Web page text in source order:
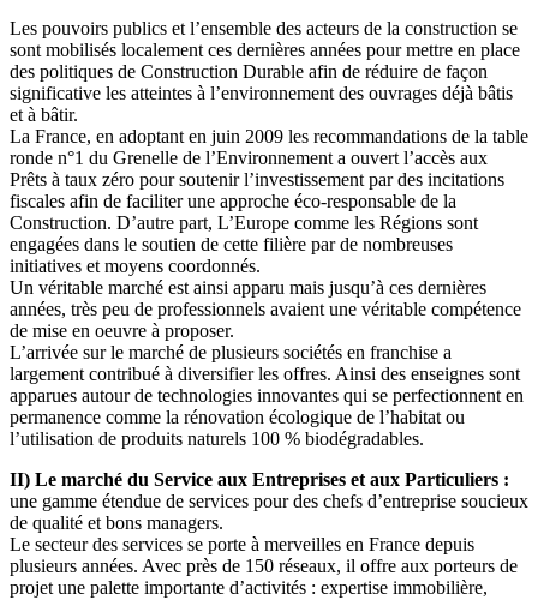
Les pouvoirs publics et l’ensemble des acteurs de la construction se
sont mobilisés localement ces dernières années pour mettre en place
des politiques de Construction Durable afin de réduire de façon
significative les atteintes à l’environnement des ouvrages déjà bâtis
et à bâtir.
La France, en adoptant en juin 2009 les recommandations de la table
ronde n°1 du Grenelle de l’Environnement a ouvert l’accès aux
Prêts à taux zéro pour soutenir l’investissement par des incitations
fiscales afin de faciliter une approche éco-responsable de la
Construction. D’autre part, L’Europe comme les Régions sont
engagées dans le soutien de cette filière par de nombreuses
initiatives et moyens coordonnés.
Un véritable marché est ainsi apparu mais jusqu’à ces dernières
années, très peu de professionnels avaient une véritable compétence
de mise en oeuvre à proposer.
L’arrivée sur le marché de plusieurs sociétés en franchise a
largement contribué à diversifier les offres. Ainsi des enseignes sont
apparues autour de technologies innovantes qui se perfectionnent en
permanence comme la rénovation écologique de l’habitat ou
l’utilisation de produits naturels 100 % biodégradables.
II) Le marché du Service aux Entreprises et aux Particuliers :
une gamme étendue de services pour des chefs d’entreprise soucieux
de qualité et bons managers.
Le secteur des services se porte à merveilles en France depuis
plusieurs années. Avec près de 150 réseaux, il offre aux porteurs de
projet une palette importante d’activités : expertise immobilière,